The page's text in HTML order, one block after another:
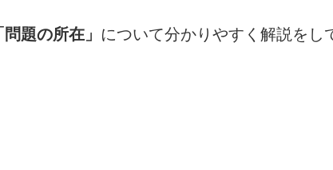
問題の所在」 について分かりやすく解説をし